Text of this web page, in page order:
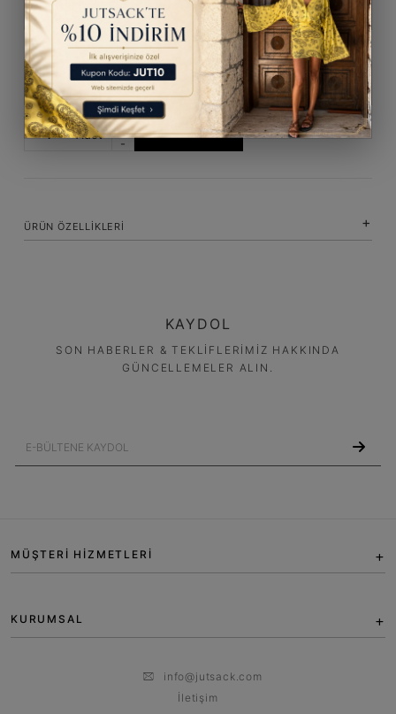
NOT GİRİNİZ
Adet
+
-
SEPETE EKLE
ÜRÜN ÖZELLIKLERI
KAYDOL
SON HABERLER & TEKLİFLERİMİZ HAKKINDA
GÜNCELLEMELER ALIN.
MÜŞTERİ HİZMETLERİ
KURUMSAL
info@jutsack.com
İletişim